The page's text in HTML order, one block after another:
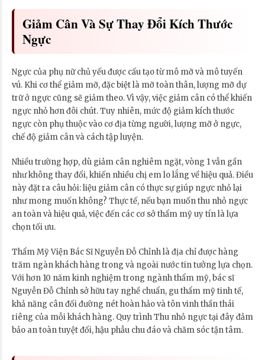
Giảm Cân Và Sự Thay Đổi Kích Thước
Ngực
Ngực của phụ nữ chủ yếu được cấu tạo từ mô mỡ và mô tuyến
vú. Khi cơ thể giảm mỡ, đặc biệt là mỡ toàn thân, lượng mỡ dự
trữ ở ngực cũng sẽ giảm theo. Vì vậy, việc giảm cân có thể khiến
ngực nhỏ hơn đôi chút. Tuy nhiên, mức độ giảm kích thước
ngực còn phụ thuộc vào cơ địa từng người, lượng mỡ ở ngực,
chế độ giảm cân và cách tập luyện.
Nhiều trường hợp, dù giảm cân nghiêm ngặt, vòng 1 vẫn gần
như không thay đổi, khiến nhiều chị em lo lắng về hiệu quả. Điều
này đặt ra câu hỏi: liệu giảm cân có thực sự giúp ngực nhỏ lại
như mong muốn không? Thực tế, nếu bạn muốn thu nhỏ ngực
an toàn và hiệu quả, việc đến các cơ sở thẩm mỹ uy tín là lựa
chọn tối ưu.
Thẩm Mỹ Viện Bác Sĩ Nguyễn Đỗ Chỉnh là địa chỉ được hàng
trăm ngàn khách hàng trong và ngoài nước tin tưởng lựa chọn.
Với hơn 10 năm kinh nghiệm trong ngành thẩm mỹ, bác sĩ
Nguyễn Đỗ Chỉnh sở hữu tay nghề chuẩn, gu thẩm mỹ tinh tế,
khả năng cân đối đường nét hoàn hảo và tôn vinh thần thái
riêng của mỗi khách hàng. Quy trình Thu nhỏ ngực tại đây đảm
bảo an toàn tuyệt đối, hậu phẫu chu đáo và chăm sóc tận tâm.